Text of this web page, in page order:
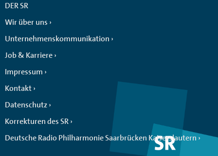
DER SR
Wir über uns
Unternehmenskommunikation
Job & Karriere
Impressum
Kontakt
Datenschutz
Korrekturen des SR
Deutsche Radio Philharmonie Saarbrücken Kaiserslautern